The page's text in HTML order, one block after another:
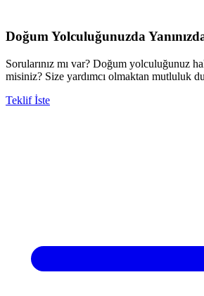
Doğum Yolculuğunuzda
Sorularınız mı var? Doğum yolculuğunuz
misiniz? Size yardımcı olmaktan mutluluk
Teklif İste